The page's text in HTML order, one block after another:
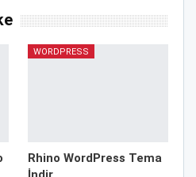
WORDPRESS
Rhino WordPress Tema